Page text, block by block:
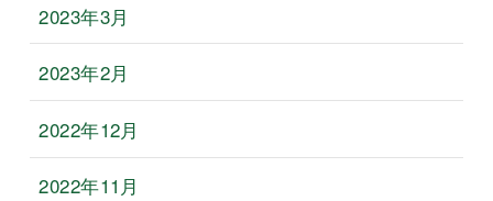
2023年3月
2023年2月
2022年12月
2022年11月